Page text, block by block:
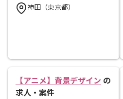
神田（東京都）
【アニメ】背景デザイン の
求人・案件